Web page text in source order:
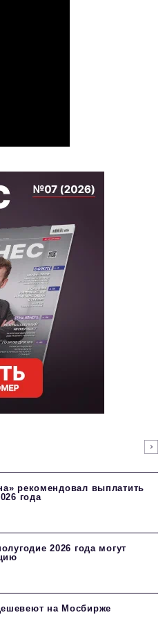
рекомендовал выплатить
года
2026 года могут
на Мосбирже